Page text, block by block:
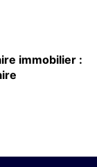
immobilier :